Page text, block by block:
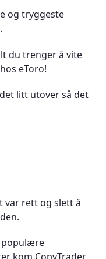
og tryggeste
.
du trenger å vite
eToro!
litt utover så det
var rett og slett å
populære